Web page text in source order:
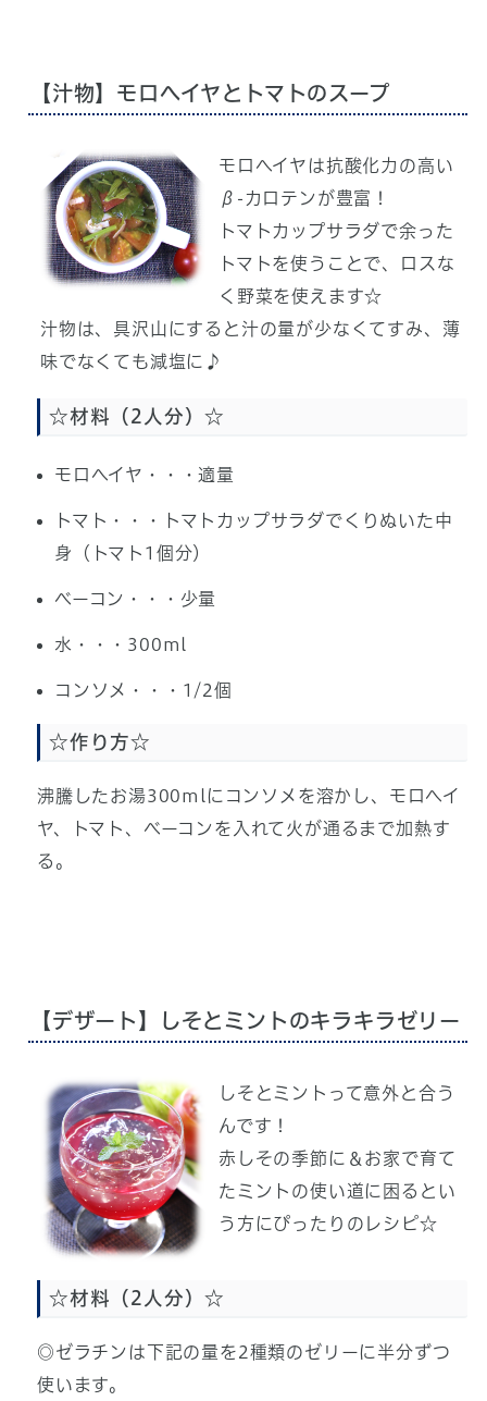
【汁物】モロヘイヤとトマトのスープ
モロヘイヤは抗酸化力の高い
β-カロテンが豊富！
トマトカップサラダで余った
トマトを使うことで、ロスな
く野菜を使えます☆
汁物は、具沢山にすると汁の量が少なくてすみ、薄
味でなくても減塩に♪
☆材料（2人分）☆
モロヘイヤ・・・適量
トマト・・・トマトカップサラダでくりぬいた中
身（トマト1個分）
ベーコン・・・少量
水・・・300ml
コンソメ・・・1/2個
☆作り方☆
沸騰したお湯300mlにコンソメを溶かし、モロヘイ
ヤ、トマト、ベーコンを入れて火が通るまで加熱す
る。
【デザート】しそとミントのキラキラゼリー
しそとミントって意外と合う
んです！
赤しその季節に＆お家で育て
たミントの使い道に困るとい
う方にぴったりのレシピ☆
☆材料（2人分）☆
◎ゼラチンは下記の量を2種類のゼリーに半分ずつ
使います。